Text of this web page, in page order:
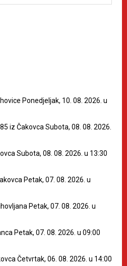
Ponedjeljak, 10. 08. 2026. u
iz Čakovca Subota, 08. 08. 2026.
Subota, 08. 08. 2026. u 13:30
Petak, 07. 08. 2026. u
Petak, 07. 08. 2026. u
Petak, 07. 08. 2026. u 09:00
Četvrtak, 06. 08. 2026. u 14:00